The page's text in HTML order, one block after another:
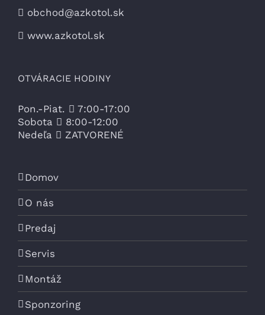
obchod@azkotol.sk
www.azkotol.sk
OTVÁRACIE HODINY
Pon.-Piat.
7:00-17:00
Sobota
8:00-12:00
Nedeľa
ZATVORENÉ
Domov
O nás
Predaj
Servis
Montáž
Sponzoring